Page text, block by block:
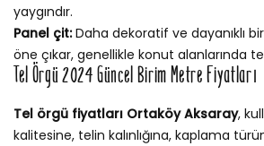
yaygındır.
Panel çit:Daha dekoratif ve dayanıklı
öne çıkar, genellikle konut alanlarında
Tel Örgü 2024 Güncel Birim Metre Fiyatları
Tel örgü fiyatları Ortaköy Aksaray,
kalitesine, telin kalınlığına, kaplama